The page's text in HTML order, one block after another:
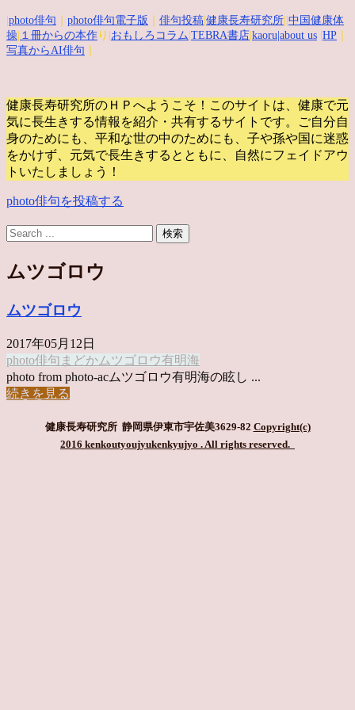
photo俳句 photo俳句電子版 俳句投稿 健康長寿研究所 中国健康体
操 １冊からの本作 り| おもしろコラム TEBRA書店 kaoru |about us HP
写真からAI俳句
健康長寿研究所のＨＰへようこそ！このサイトは、健康で元
気に長生きする情報を紹介・共有するサイトです。
ご自分自
身のためにも、平和な世の中のためにも、子や孫や国に迷惑
をかけず、元気で長生きするとともに、自然にフェイドアウ
トいたしましょう！
photo俳句を投稿する
ムツゴロウ
ムツゴロウ
2017年05月12日
photo俳句 まどかムツゴロウ有明海
photo from photo-acムツゴロウ有明海の眩し ...
続きを見る
健康長寿研究所 静岡県伊東市宇佐美3629-82 Copyright(c)
2016 kenkoutyoujyukenkyujyo . All rights reserved.